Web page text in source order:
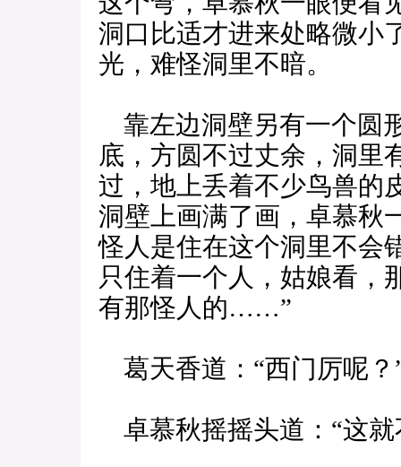
洞口比适才进来处略微小
光，难怪洞里不暗。
靠左边洞壁另有一个圆
底，方圆不过丈余，洞里
过，地上丢着不少鸟兽的
洞壁上画满了画，卓慕秋
怪人是住在这个洞里不会
只住着一个人，姑娘看，
有那怪人的……”
葛天香道：“西门厉呢？
卓慕秋摇摇头道：“这就